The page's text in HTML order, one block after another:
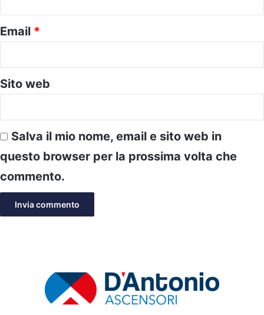
Email *
Sito web
Salva il mio nome, email e sito web in
questo browser per la prossima volta che
commento.